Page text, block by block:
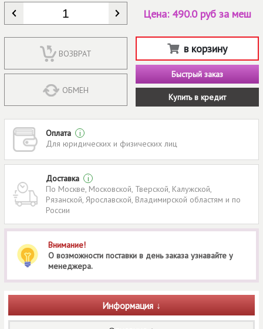
КОЛИЧЕСТВО
ВОЗВРАТ
ОБМЕН
Цена: 490.0 руб за меш
в корзину
Быстрый заказ
Купить в кредит
Оплата
i
Для юридических и физических лиц
Доставка
i
По Москве, Московской, Тверской, Калужской,
Рязанской, Ярославской, Владимирской областям и по
России
Внимание!
О возможности поставки в день заказа узнавайте у
менеджера.
Информация